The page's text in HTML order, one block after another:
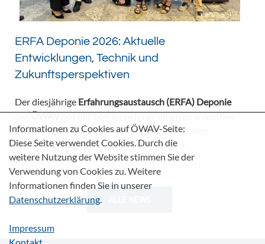
ERFA Deponie 2026: Aktuelle
Entwicklungen, Technik und
Zukunftsperspektiven
Der diesjährige Erfahrungsaustausch (ERFA) Deponie
desÖWAVbot mit 165 Teilnehmer:innen eine zentrale
Plattform für den fachlichen Dialog zu aktuellen
Herausforderungen und Entwicklungen im
Deponiebereich.
Informationen zu Cookies auf ÖWAV-Seite:
Diese Seite verwendet Cookies. Durch die
weitere Nutzung der Website stimmen Sie der
Verwendung von Cookies zu. Weitere
Informationen finden Sie in unserer
Datenschutzerklärung.
Impressum